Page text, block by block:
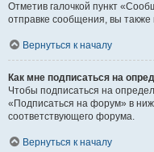
Отметив галочкой пункт
отправке сообщения, вы
Вернуться к началу
Как мне подписаться на
Чтобы подписаться на
«Подписаться на форум» в
соответствующего форума.
Вернуться к началу